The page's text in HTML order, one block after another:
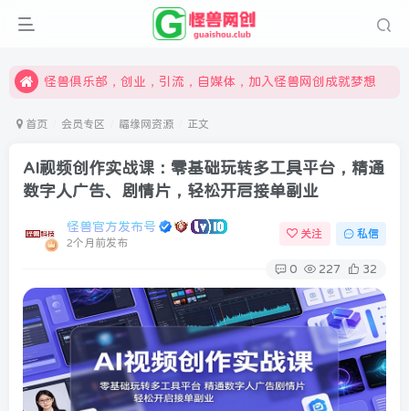
限时开通会员更享折扣，超高返佣
怪兽俱乐部，创业，引流，自媒体，加入怪兽网创成就梦想
首页 会员专区 福缘网资源 正文
AI视频创作实战课：零基础玩转多工具平台，精通
数字人广告、剧情片，轻松开启接单副业
怪兽官方发布号
2个月前发布
关注 私信
0 227 32